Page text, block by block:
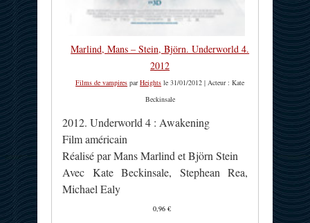
Marlind, Mans – Stein, Björn. Underworld 4.
2012
Films de vampires parHeights le 31/01/2012 | Acteur : Kate
Beckinsale
2012. Underworld 4 : Awakening
Film américain
Réalisé par Mans Marlind et Björn Stein
Avec Kate Beckinsale, Stephean Rea,
Michael Ealy
0,96 €